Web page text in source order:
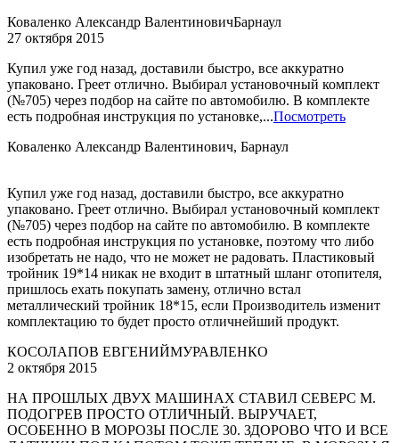
Коваленко Александр ВалентиновичБарнаул
27 октября 2015
Купил уже год назад, доставили быстро, все аккуратно
упаковано. Греет отлично. Выбирал установочный комплект
(№705) через подбор на сайте по автомобилю. В комплекте
есть подробная инструкция по установке,...Посмотреть
Коваленко Александр Валентинович, Барнаул
Купил уже год назад, доставили быстро, все аккуратно
упаковано. Греет отлично. Выбирал установочный комплект
(№705) через подбор на сайте по автомобилю. В комплекте
есть подробная инструкция по установке, поэтому что либо
изобретать не надо, что не может не радовать. Пластиковый
тройник 19*14 никак не входит в штатный шланг отопителя,
пришлось ехать покупать замену, отлично встал
металлический тройник 18*15, если Производитель изменит
комплектацию то будет просто отличнейший продукт.
КОСОЛАПОВ ЕВГЕНИЙМУРАВЛЕНКО
2 октября 2015
НА ПРОШЛЫХ ДВУХ МАШИНАХ СТАВИЛ СЕВЕРС М.
ПОДОГРЕВ ПРОСТО ОТЛИЧНЫЙ. ВЫРУЧАЕТ,
ОСОБЕННО В МОРОЗЫ ПОСЛЕ 30. ЗДОРОВО ЧТО И ВСЕ